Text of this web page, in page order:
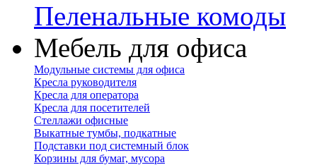
Пеленальные комоды
Мебель для офиса
Модульные системы для офиса
Кресла руководителя
Кресла для оператора
Кресла для посетителей
Стеллажи офисные
Выкатные тумбы, подкатные
Подставки под системный блок
Корзины для бумаг, мусора